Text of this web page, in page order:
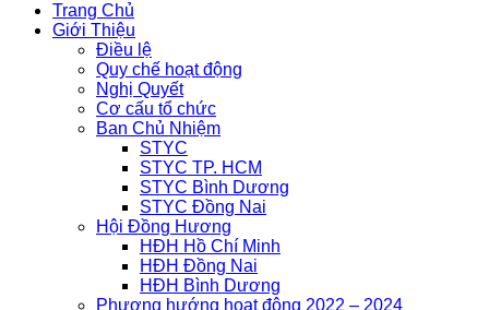
Trang Chủ
Giới Thiệu
Điều lệ
Quy chế hoạt động
Nghị Quyết
Cơ cấu tổ chức
Ban Chủ Nhiệm
STYC
STYC TP. HCM
STYC Bình Dương
STYC Đồng Nai
Hội Đồng Hương
HĐH Hồ Chí Minh
HĐH Đồng Nai
HĐH Bình Dương
Phương hướng hoạt động 2022 – 2024